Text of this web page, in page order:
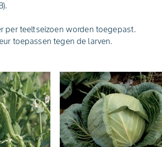
per teeltseizoen worden toegepast.
toepassen tegen de larven.